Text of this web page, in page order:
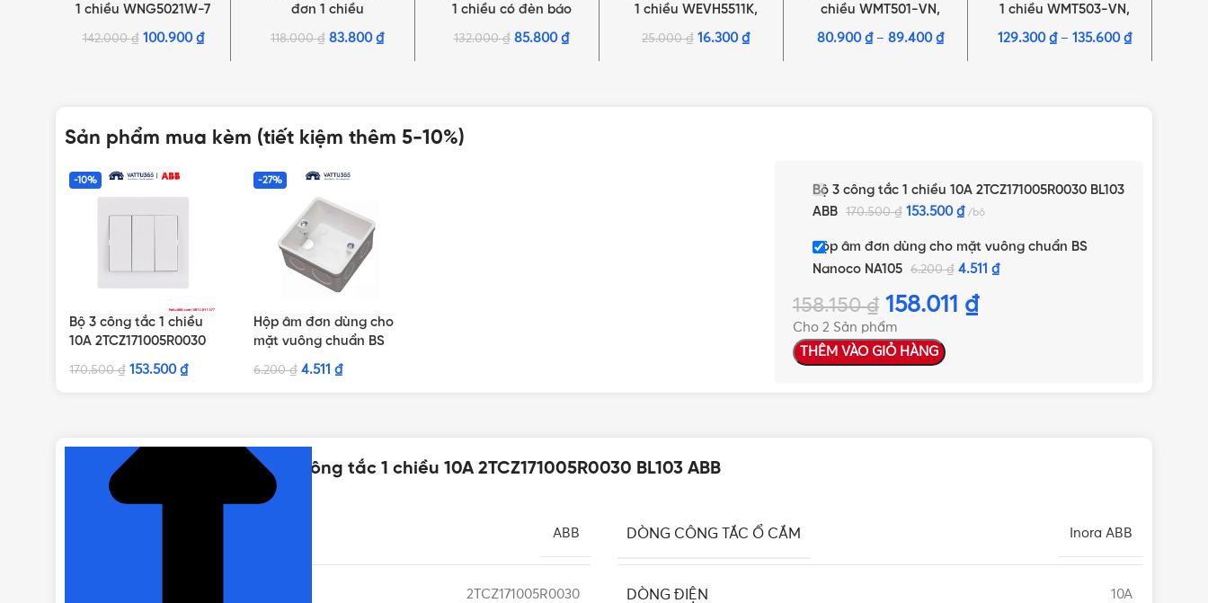
1 chiều WNG5021W-7
142.000₫ 100.900 ₫
đơn 1 chiều
WNG5051W-751 có đèn
OFF
118.000₫ 83.800 ₫
1 chiều có đèn báo
WEVH5151-51,
WEVH5151-7
132.000₫ 85.800 ₫
1 chiều WEVH5511K,
WEVH5511-7K
25.000₫ 16.300 ₫
chiều WMT501-VN,
WMT501MYZ-VN,
WMT501MYH-VN
80.900 ₫– 89.400 ₫
1 chiều WMT503-VN,
WMT503MYZ-VN,
WMT503MYH-VN
129.300 ₫– 135.600 ₫
Sản phẩm mua kèm (tiết kiệm thêm 5-10%)
-10%
Bộ 3 công tắc 1 chiều
10A 2TCZ171005R0030
170.500₫ 153.500 ₫
-27%
Hộp âm đơn dùng cho
mặt vuông chuẩn BS
Nanoco NA105
6.200₫ 4.511 ₫
Bộ 3 công tắc 1 chiều 10A 2TCZ171005R0030 BL103
ABB
170.500₫ 153.500 ₫ bộ
Hộp âm đơn dùng cho mặt vuông chuẩn BS
Nanoco NA105
6.200₫ 4.511 ₫
158.150₫ 158.011 ₫
Cho 2 Sản phẩm
THÊM VÀO GIỎ HÀNG
Thông số kỹ thuật của Bộ 3 công tắc 1 chiều 10A 2TCZ171005R0030 BL103 ABB
ABB DÒNG CÔNG TẮC Ổ CẮM Inora ABB
2TCZ171005R0030 DÒNG ĐIỆN 10A